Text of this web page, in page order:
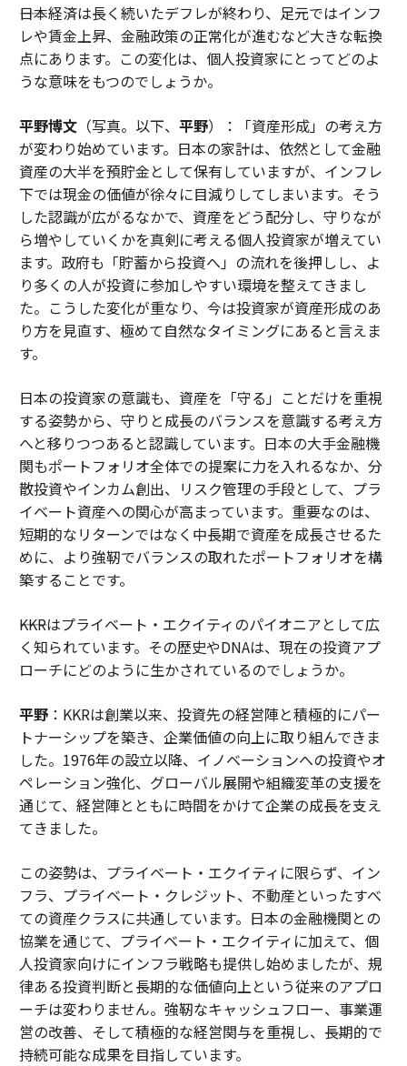
――日本経済は長く続いたデフレが終わり、足元ではインフ
レや賃金上昇、金融政策の正常化が進むなど大きな転換
点にあります。この変化は、個人投資家にとってどのよ
うな意味をもつのでしょうか。
平野博文（写真。以下、 平野）：「資産形成」の考え方
が変わり始めています。日本の家計は、依然として金融
資産の大半を預貯金として保有していますが、インフレ
下では現金の価値が徐々に目減りしてしまいます。そう
した認識が広がるなかで、資産をどう配分し、守りなが
ら増やしていくかを真剣に考える個人投資家が増えてい
ます。政府も「貯蓄から投資へ」の流れを後押しし、よ
り多くの人が投資に参加しやすい環境を整えてきまし
た。こうした変化が重なり、今は投資家が資産形成のあ
り方を見直す、極めて自然なタイミングにあると言えま
す。
日本の投資家の意識も、資産を「守る」ことだけを重視
する姿勢から、守りと成長のバランスを意識する考え方
へと移りつつあると認識しています。日本の大手金融機
関もポートフォリオ全体での提案に力を入れるなか、分
散投資やインカム創出、リスク管理の手段として、プラ
イベート資産への関心が高まっています。重要なのは、
短期的なリターンではなく中長期で資産を成長させるた
めに、より強靭でバランスの取れたポートフォリオを構
築することです。
――KKRはプライベート・エクイティのパイオニアとして広
く知られています。その歴史やDNAは、現在の投資アプ
ローチにどのように生かされているのでしょうか。
平野：KKRは創業以来、投資先の経営陣と積極的にパー
トナーシップを築き、企業価値の向上に取り組んできま
した。1976年の設立以降、イノベーションへの投資やオ
ペレーション強化、グローバル展開や組織変革の支援を
通じて、経営陣とともに時間をかけて企業の成長を支え
てきました。
この姿勢は、プライベート・エクイティに限らず、イン
フラ、プライベート・クレジット、不動産といったすべ
ての資産クラスに共通しています。日本の金融機関との
協業を通じて、プライベート・エクイティに加えて、個
人投資家向けにインフラ戦略も提供し始めましたが、規
律ある投資判断と長期的な価値向上という従来のアプロ
ーチは変わりません。強靭なキャッシュフロー、事業運
営の改善、そして積極的な経営関与を重視し、長期的で
持続可能な成果を目指しています。